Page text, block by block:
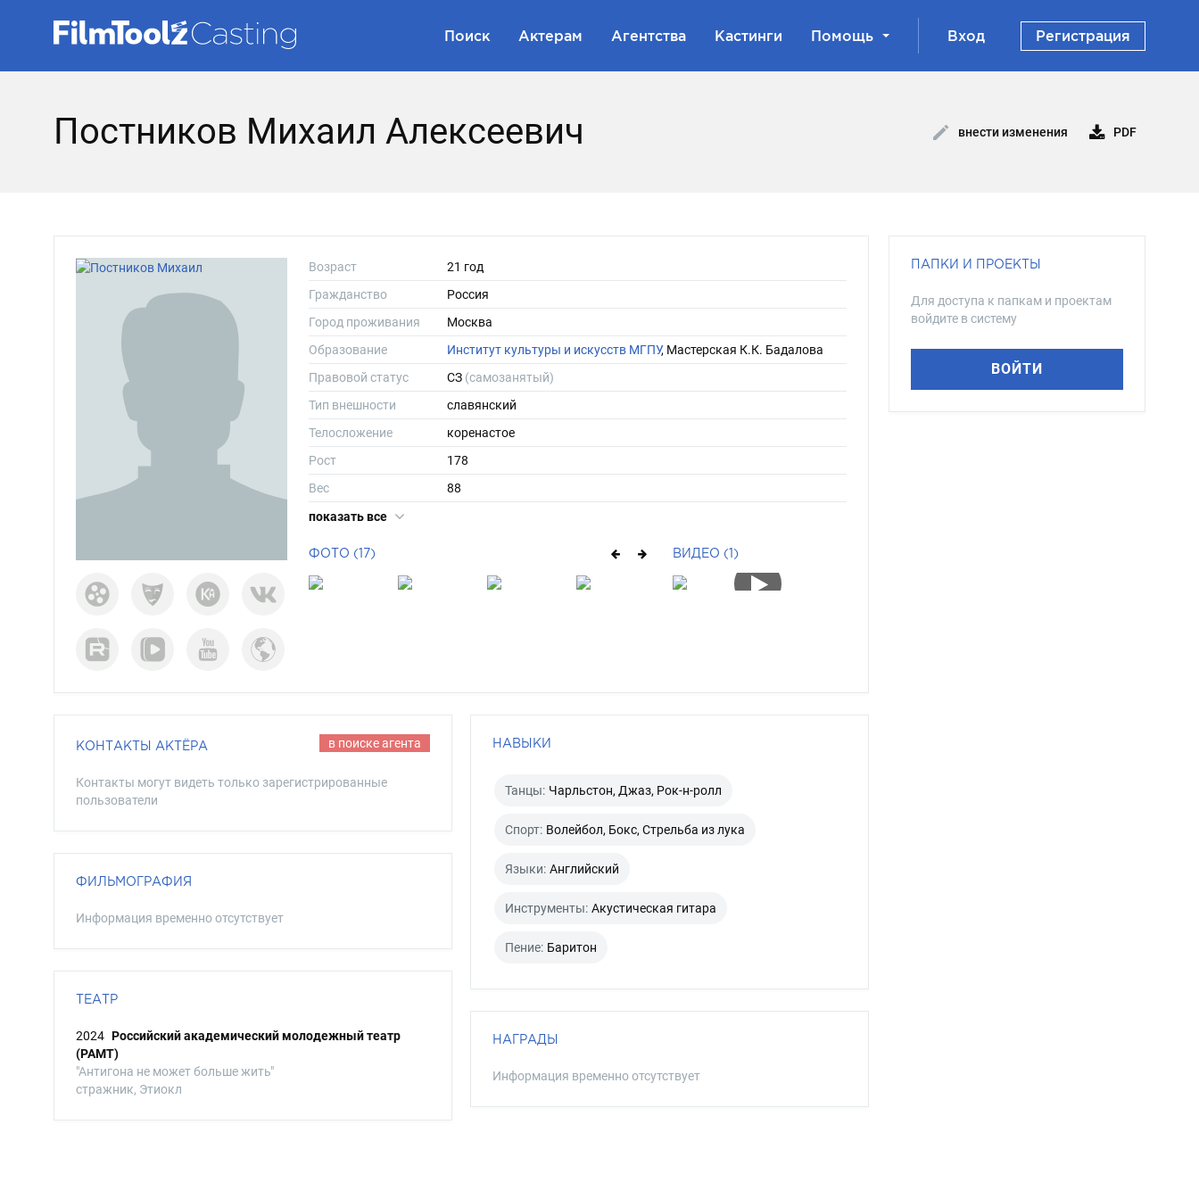
Поиск Актерам Агентства Кастинги Помощь Вход Регистрация
Постников Михаил Алексеевич внести изменения PDF
Возраст
21 год
Гражданство
Россия
Город проживания
Москва
Образование
Институт культуры и искусств МГПУ, Мастерская К.К. Бадалова
Правовой статус
СЗ (самозанятый)
Тип внешности
славянский
Телосложение
коренастое
Рост
178
Вес
88
Размер одежды
показать все
ФОТО (17) ВИДЕО (1)
КОНТАКТЫ АКТЁРА в поиске агента
Контакты могут видеть только зарегистрированные
пользователи
ФИЛЬМОГРАФИЯ
Информация временно отсутствует
ТЕАТР
2024 Российский академический молодежный театр
(РАМТ)
"Антигона не может больше жить"
стражник, Этиокл
НАВЫКИ
Танцы: Чарльстон, Джаз, Рок-н-ролл
Спорт: Волейбол, Бокс, Стрельба из лука
Языки: Английский
Инструменты: Акустическая гитара
Пение: Баритон
НАГРАДЫ
Информация временно отсутствует
ПАПКИ И ПРОЕКТЫ
Для доступа к папкам и проектам
войдите в систему
ВОЙТИ